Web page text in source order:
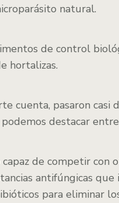
natural.
de control
hortalizas.
cuenta, pasaron
destacar
capaz de competir con
antifúngicas
para eliminar